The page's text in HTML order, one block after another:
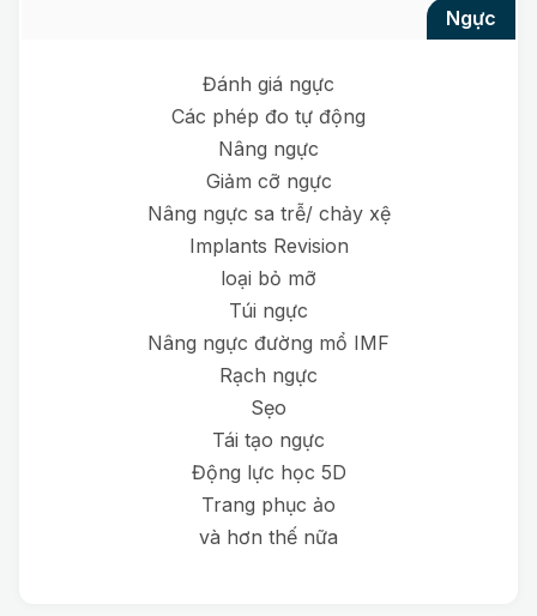
ngực
Đánh giá ngực
Các phép đo tự động
Nâng ngực
Giảm cỡ ngực
Nâng ngực sa trễ/ chảy xệ
Implants Revision
loại bỏ mỡ
Túi ngực
Nâng ngực đường mổ IMF
Rạch ngực
Sẹo
Tái tạo ngực
Động lực học 5D
Trang phục ảo
và hơn thế nữa